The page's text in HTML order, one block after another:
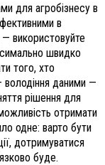
для агробізнесу в
в
використовуйте
швидко
того, хто
володіння даними —
рішення для
отримати
одне: варто бути
дотримуватися
буде.